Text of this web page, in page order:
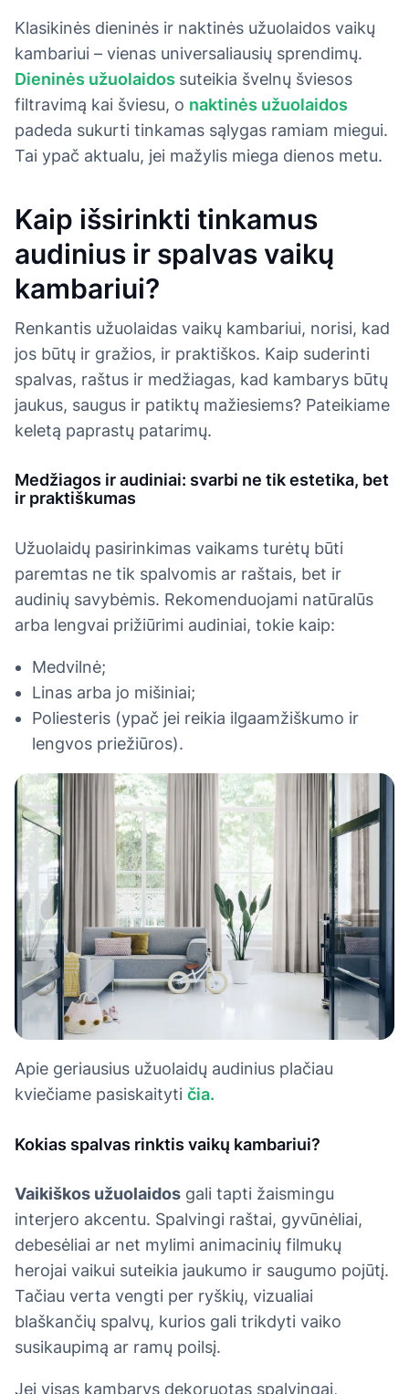
Klasikinės dieninės ir naktinės užuolaidos vaikų
kambariui – vienas universaliausių sprendimų.
Dieninės užuolaidos suteikia švelnų šviesos
filtravimą kai šviesu, o naktinės užuolaidos
padeda sukurti tinkamas sąlygas ramiam miegui.
Tai ypač aktualu, jei mažylis miega dienos metu.
Kaip išsirinkti tinkamus
audinius ir spalvas vaikų
kambariui?
Renkantis užuolaidas vaikų kambariui, norisi, kad
jos būtų ir gražios, ir praktiškos. Kaip suderinti
spalvas, raštus ir medžiagas, kad kambarys būtų
jaukus, saugus ir patiktų mažiesiems? Pateikiame
keletą paprastų patarimų.
Medžiagos ir audiniai: svarbi ne tik estetika, bet
ir praktiškumas
Užuolaidų pasirinkimas vaikams turėtų būti
paremtas ne tik spalvomis ar raštais, bet ir
audinių savybėmis. Rekomenduojami natūralūs
arba lengvai prižiūrimi audiniai, tokie kaip:
Medvilnė;
Linas arba jo mišiniai;
Poliesteris (ypač jei reikia ilgaamžiškumo ir
lengvos priežiūros).
Apie geriausius užuolaidų audinius plačiau
kviečiame pasiskaityti čia.
Kokias spalvas rinktis vaikų kambariui?
Vaikiškos užuolaidos gali tapti žaismingu
interjero akcentu. Spalvingi raštai, gyvūnėliai,
debesėliai ar net mylimi animacinių filmukų
herojai vaikui suteikia jaukumo ir saugumo pojūtį.
Tačiau verta vengti per ryškių, vizualiai
blaškančių spalvų, kurios gali trikdyti vaiko
susikaupimą ar ramų poilsį.
Jei visas kambarys dekoruotas spalvingai,